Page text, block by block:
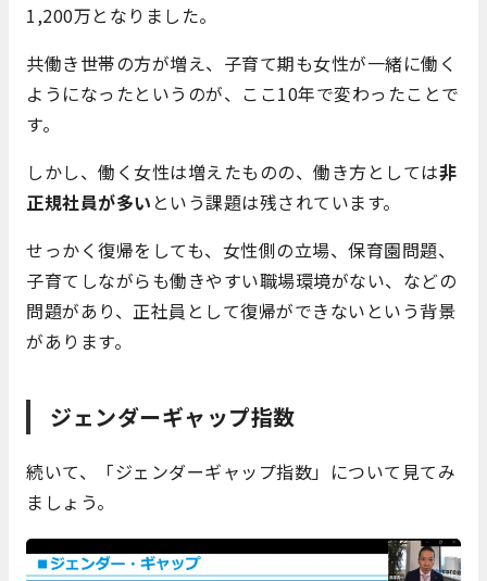
1,200万となりました。
共働き世帯の方が増え、子育て期も女性が一緒に働く
ようになったというのが、ここ10年で変わったことで
す。
しかし、働く女性は増えたものの、働き方としては非
正規社員が多い という課題は残されています。
せっかく復帰をしても、女性側の立場、保育園問題、
子育てしながらも働きやすい職場環境がない、などの
問題があり、正社員として復帰ができないという背景
があります。
ジェンダーギャップ指数
続いて、「ジェンダーギャップ指数」について見てみ
ましょう。